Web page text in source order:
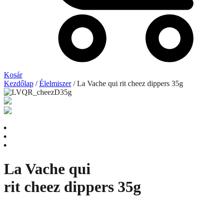
Kosár
Kezdőlap /Élelmiszer/ La Vache qui rit cheez dippers 35g
La Vache qui
rit cheez dippers 35g